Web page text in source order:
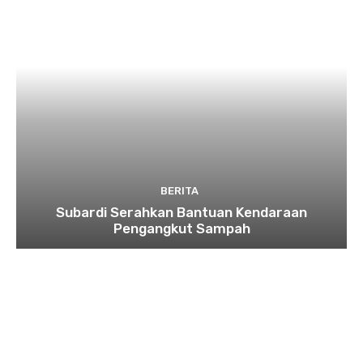
BERITA
Subardi Serahkan Bantuan Kendaraan
Pengangkut Sampah